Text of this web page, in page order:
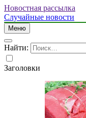
Новостная рассылка
Случайные новости
Меню
Найти:
Заголовки